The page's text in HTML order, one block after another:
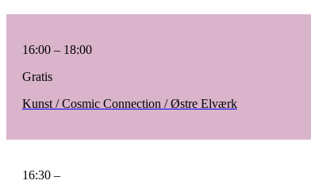
16:00 – 18:00
Gratis
Kunst / Cosmic Connection / Østre Elværk
16:30 –